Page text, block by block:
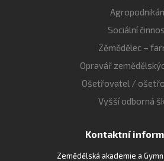
Sociální
Zěmědělec –
Opravář
Ošetřovatel /
Vyšší odborná
Kontaktní
Zemědělská akademie a